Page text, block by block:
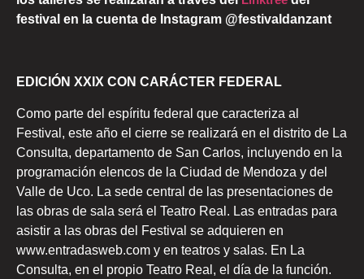
festival en la cuenta de Instagram @festivaldanzant
EDICIÓN XXIX CON CARÁCTER FEDERAL
Como parte del espíritu federal que caracteriza al
Festival, este año el cierre se realizará en el distrito de La
Consulta, departamento de San Carlos, incluyendo en la
programación elencos de la Ciudad de Mendoza y del
Valle de Uco. La sede central de las presentaciones de
las obras de sala será el Teatro Real. Las entradas para
asistir a las obras del Festival se adquieren en
www.entradasweb.com y en teatros y salas. En La
Consulta, en el propio Teatro Real, el día de la función.